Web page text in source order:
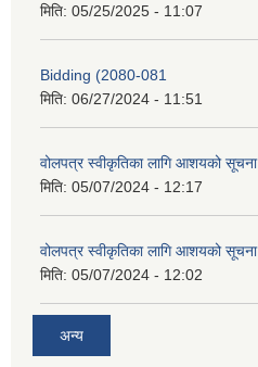
मिति: 05/25/2025 - 11:07
Bidding (2080-081
मिति: 06/27/2024 - 11:51
वोलपत्र स्वीकृतिका लागि आशयको सूचना
मिति: 05/07/2024 - 12:17
वोलपत्र स्वीकृतिका लागि आशयको सूचना
मिति: 05/07/2024 - 12:02
अन्य